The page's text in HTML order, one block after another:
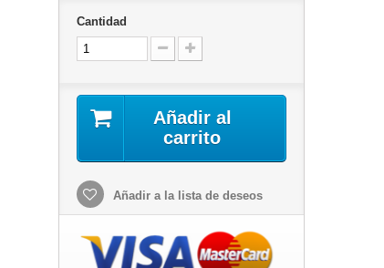
Cantidad
Añadir al
carrito
Añadir a la lista de deseos